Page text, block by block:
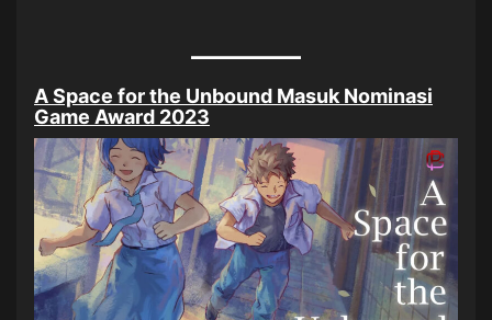
A Space for the Unbound Masuk Nominasi
Game Award 2023